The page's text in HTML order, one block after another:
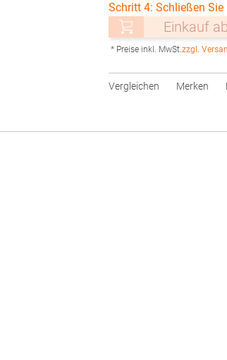
Schritt 4: Schließen
Einkauf
* Preise inkl. MwSt.zzgl.
Vergleichen Merken